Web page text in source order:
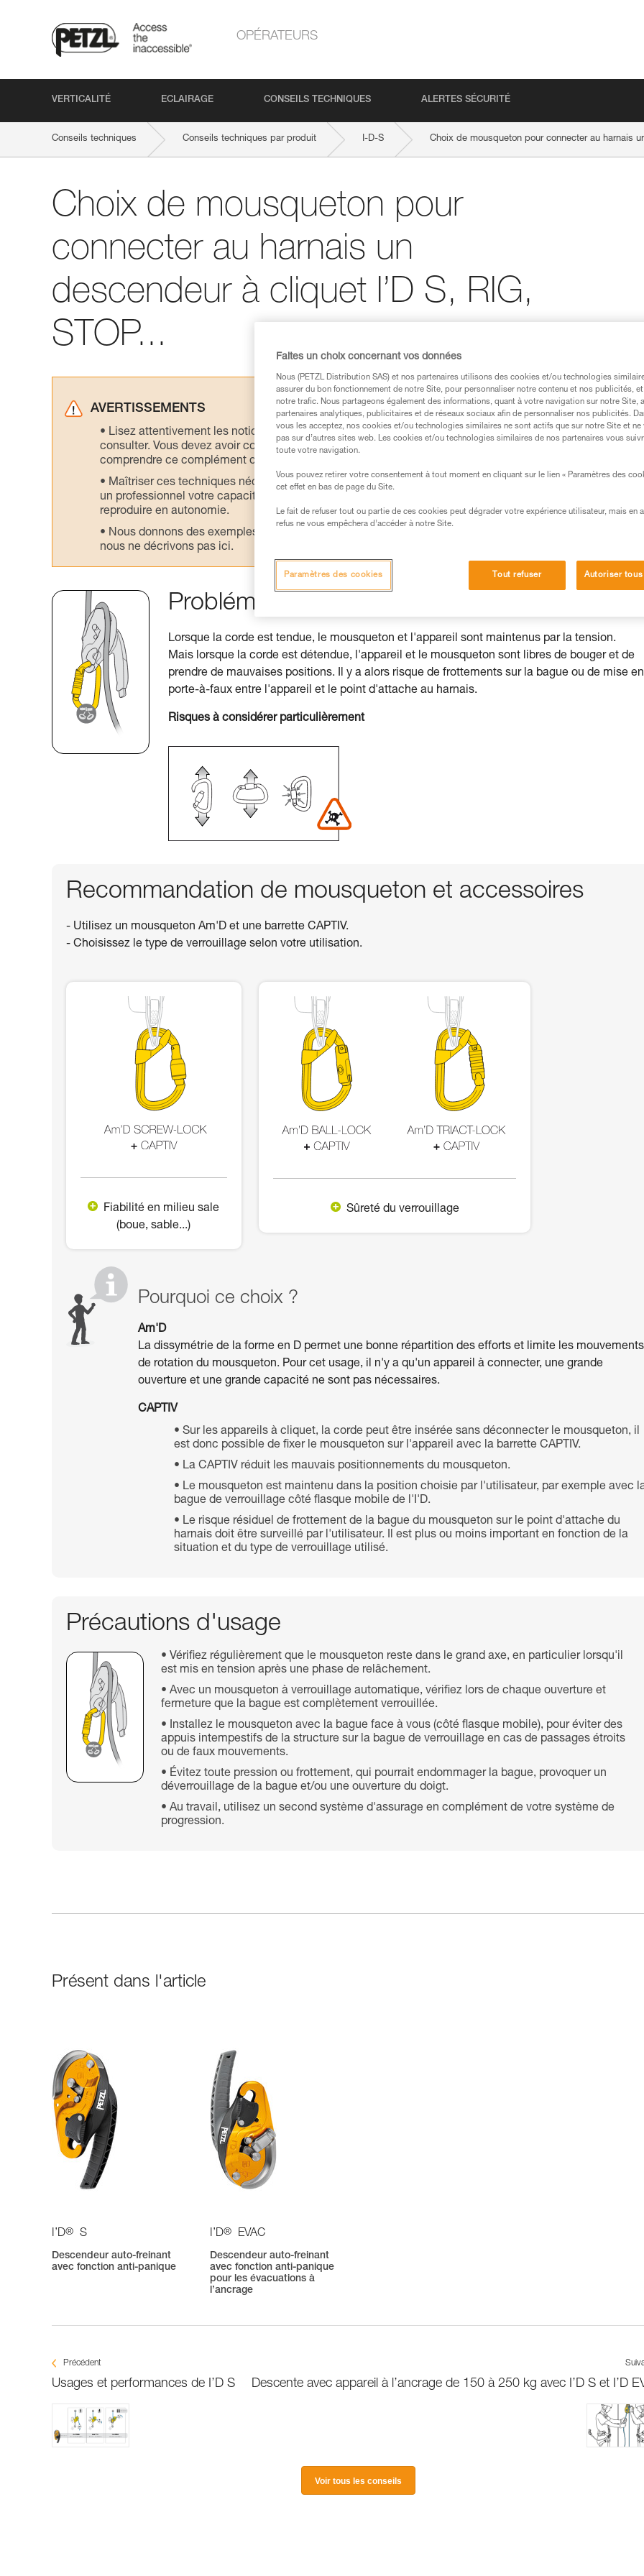
OPÉRATEURS
VERTICALITÉ ECLAIRAGE CONSEILS TECHNIQUES ALERTES SÉCURITÉ
Conseils techniques Conseils techniques par produit I-D-S Choix de mousqueton pour connecter au harnais
Choix de mousqueton pour
connecter au harnais un
descendeur à cliquet I’D S, RIG,
STOP...
AVERTISSEMENTS
Lisez attentivement les notices techniques des produits utilisés dans ce conseil avant de le
consulter. Vous devez avoir compris les informations de la notice technique pour pouvoir
comprendre ce complément d’informations.
Maîtriser ces techniques nécessite une formation et un entraînement spécifique. Validez avec
un professionnel votre capacité à refaire la manipulation, seul, en toute sécurité, avant de la
reproduire en autonomie.
Nous donnons des exemples de techniques liées à votre activité. Il peut en exister d’autres que
nous ne décrivons pas ici.
Problématique et risques principaux
Lorsque la corde est tendue, le mousqueton et l'appareil sont maintenus par la tension.
Mais lorsque la corde est détendue, l'appareil et le mousqueton sont libres de bouger et de
prendre de mauvaises positions. Il y a alors risque de frottements sur la bague ou de mise en
porte-à-faux entre l'appareil et le point d'attache au harnais.
Risques à considérer particulièrement
Recommandation de mousqueton et accessoires
- Utilisez un mousqueton Am'D et une barrette CAPTIV.
- Choisissez le type de verrouillage selon votre utilisation.
Fiabilité en milieu sale
(boue, sable...)
Sûreté du verrouillage
Pourquoi ce choix ?
Am'D
La dissymétrie de la forme en D permet une bonne répartition des efforts et limite les mouvements
de rotation du mousqueton. Pour cet usage, il n'y a qu'un appareil à connecter, une grande
ouverture et une grande capacité ne sont pas nécessaires.
CAPTIV
Sur les appareils à cliquet, la corde peut être insérée sans déconnecter le mousqueton, il
est donc possible de fixer le mousqueton sur l'appareil avec la barrette CAPTIV.
La CAPTIV réduit les mauvais positionnements du mousqueton.
Le mousqueton est maintenu dans la position choisie par l'utilisateur, par exemple avec
bague de verrouillage côté flasque mobile de l'I'D.
Le risque résiduel de frottement de la bague du mousqueton sur le point d'attache du
harnais doit être surveillé par l'utilisateur. Il est plus ou moins important en fonction de la
situation et du type de verrouillage utilisé.
Précautions d'usage
Vérifiez régulièrement que le mousqueton reste dans le grand axe, en particulier lorsqu'il
est mis en tension après une phase de relâchement.
Avec un mousqueton à verrouillage automatique, vérifiez lors de chaque ouverture et
fermeture que la bague est complètement verrouillée.
Installez le mousqueton avec la bague face à vous (côté flasque mobile), pour éviter des
appuis intempestifs de la structure sur la bague de verrouillage en cas de passages étroits
ou de faux mouvements.
Évitez toute pression ou frottement, qui pourrait endommager la bague, provoquer un
déverrouillage de la bague et/ou une ouverture du doigt.
Au travail, utilisez un second système d'assurage en complément de votre système de
progression.
Présent dans l'article
I’D® S
Descendeur auto-freinant
avec fonction anti-panique
I’D® EVAC
Descendeur auto-freinant
avec fonction anti-panique
pour les évacuations à
l’ancrage
Précédent
Usages et performances de I’D S Descente avec appareil à l’ancrage de 150 à 250 kg avec I’D S et I’D
Voir tous les conseils
Faites un choix concernant vos données
Nous (PETZL Distribution SAS) et nos partenaires utilisons des cookies et/ou technologies
assurer du bon fonctionnement de notre Site, pour personnaliser notre contenu et nos publicités,
notre trafic. Nous partageons également des informations, quant à votre navigation sur notre Site,
partenaires analytiques, publicitaires et de réseaux sociaux afin de personnaliser nos publicités.
vous les acceptez, nos cookies et/ou technologies similaires ne sont actifs que sur notre Site et ne
pas sur d’autres sites web. Les cookies et/ou technologies similaires de nos partenaires vous
toute votre navigation.
Vous pouvez retirer votre consentement à tout moment en cliquant sur le lien « Paramètres des
cet effet en bas de page du Site.
Le fait de refuser tout ou partie de ces cookies peut dégrader votre expérience utilisateur, mais en
refus ne vous empêchera d’accéder à notre Site.
Tout refuser Autoriser
Paramètres des cookies